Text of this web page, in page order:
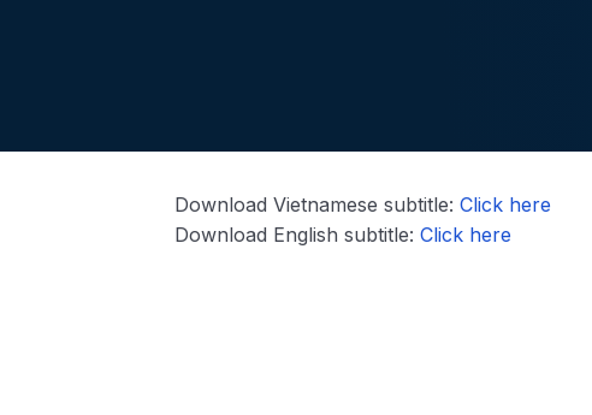
Download Vietnamese subtitle:Click here
Download English subtitle:Click here